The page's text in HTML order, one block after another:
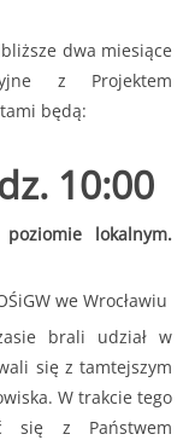
dwa miesiące
z Projektem
będą:
10:00
lokalnym.
we Wrocławiu
brali udział w
się z tamtejszym
W trakcie tego
się z Państwem